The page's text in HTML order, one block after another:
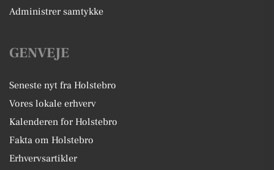
Administrer samtykke
GENVEJE
Seneste nyt fra Holstebro
Vores lokale erhverv
Kalenderen for Holstebro
Fakta om Holstebro
Erhvervsartikler